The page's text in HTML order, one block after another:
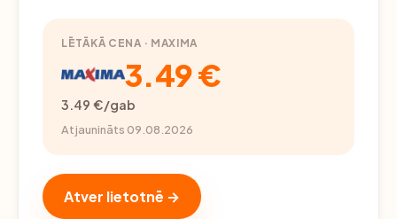
LĒTĀKĀ CENA · MAXIMA
3.49 €
3.49 €/gab
Atjaunināts 09.08.2026
Atver lietotnē →